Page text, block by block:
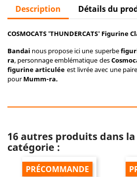
Description Détails du
COSMOCATS 'THUNDERCATS' Figurine
Bandai nous propose ici une superbe
ra, personnage emblématique des
figurine articulée est livrée avec une
pourMumm-ra.
16 autres produits dans
catégorie :
PRÉCOMMANDE